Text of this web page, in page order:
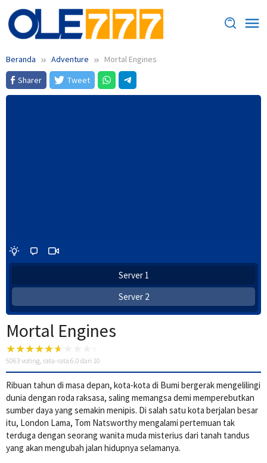
Loncat
ke
konten
Beranda Adventure
Mortal Engines
Sharer
Tweet
Server 1
Server 2
Mortal Engines
5063 voting, rata-rata 6.0 dari 10
Ribuan tahun di masa depan, kota-kota di Bumi bergerak mengelilingi
dunia dengan roda raksasa, saling memangsa demi memperebutkan
sumber daya yang semakin menipis. Di salah satu kota berjalan besar
itu, London Lama, Tom Natsworthy mengalami pertemuan tak
terduga dengan seorang wanita muda misterius dari tanah tandus
yang akan mengubah jalan hidupnya selamanya.